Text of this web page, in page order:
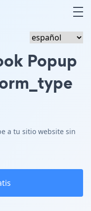
Popup
a tu sitio website sin